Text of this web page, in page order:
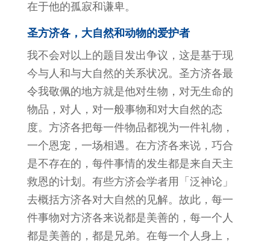
在于他的孤寂和谦卑。
圣方济各，大自然和动物的爱护者
我不会对以上的题目发出争议，这是基于现
今与人和与大自然的关系状况。圣方济各最
令我敬佩的地方就是他对生物，对无生命的
物品，对人，对一般事物和对大自然的态
度。方济各把每一件物品都视为一件礼物，
一个恩宠，一场相遇。在方济各来说，巧合
是不存在的，每件事情的发生都是来自天主
救恩的计划。有些方济会学者用「泛神论」
去概括方济各对大自然的见解。故此，每一
件事物对方济各来说都是美善的，每一个人
都是美善的，都是兄弟。在每一个人身上，